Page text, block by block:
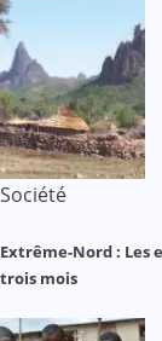
Société
Extrême-Nord : Les
trois mois